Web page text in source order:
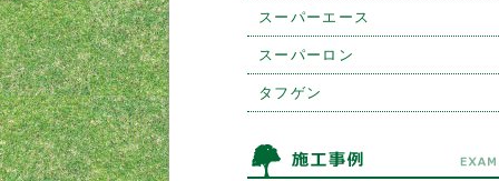
スーパーエース
スーパーロン
タフゲン